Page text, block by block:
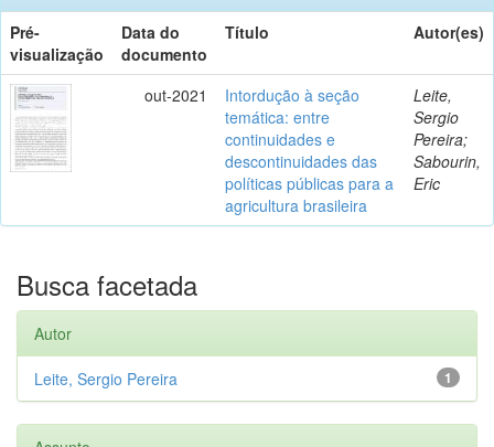
Pré-
visualização
Data do
documento
Título Autor(es)
out-2021
Intordução à seção
temática: entre
continuidades e
descontinuidades das
políticas públicas para a
agricultura brasileira
Leite,
Sergio
Pereira;
Sabourin,
Eric
Busca facetada
Autor
1
Leite, Sergio Pereira